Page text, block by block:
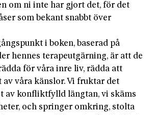
om ni inte har gjort det, för det
som bekant snabbt över
i boken, baserad på
hennes terapeutgärning, är att de
för våra inre liv, rädda att
av våra känslor. Vi fruktar det
av konfliktfylld längtan, vi skäms
och springer omkring, stolta